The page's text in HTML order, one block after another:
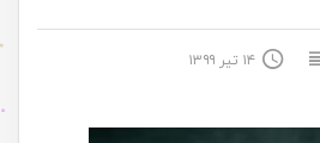
۱۴ تیر ۱۳۹۹